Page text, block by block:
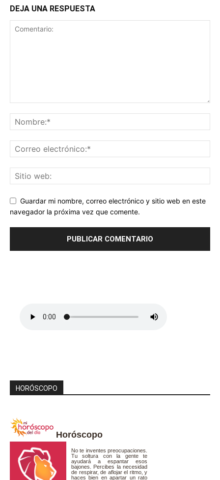
DEJA UNA RESPUESTA
Guardar mi nombre, correo electrónico y sitio web en este
navegador la próxima vez que comente.
HORÓSCOPO
Horóscopo